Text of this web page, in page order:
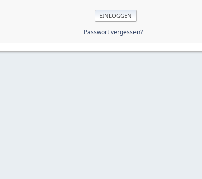
Passwort vergessen?